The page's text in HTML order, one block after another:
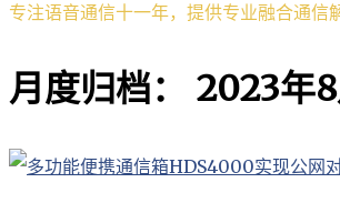
专注语音通信十一年，提供专业融合通信
月度归档： 2023年